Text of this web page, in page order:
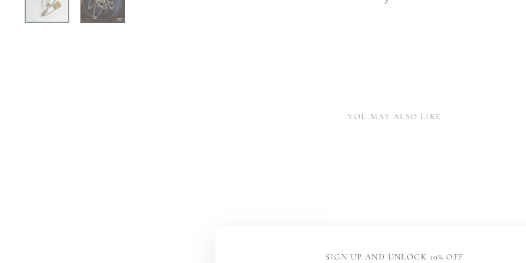
SIGN UP AND UNLOCK 10% OFF
YOU MAY ALSO LIKE